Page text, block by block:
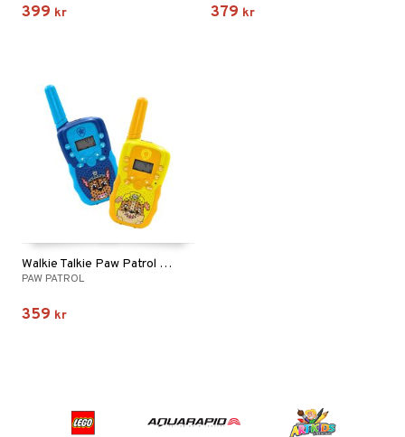
399 kr 379 kr
Walkie Talkie Paw Patrol Digital LCD LED
PAW PATROL
359 kr